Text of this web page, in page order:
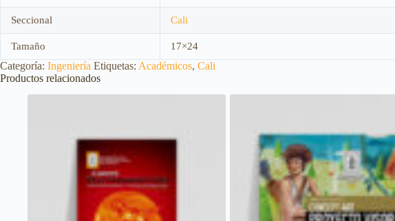
Seccional Cali
Tamaño 17×24
Categoría: Ingeniería Etiquetas: Académicos, Cali
Productos relacionados